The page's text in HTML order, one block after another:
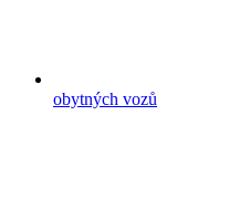
obytných vozů